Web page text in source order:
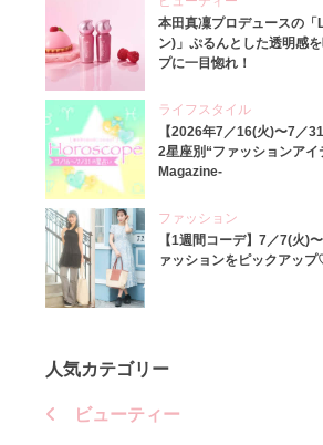
本田真凜プロデュースの「
ン)」ぷるんとした透明感
プに一目惚れ！
ライフスタイル
【2026年7／16(火)〜7／
2星座別“ファッションア
Magazine-
ファッション
【1週間コーデ】7／7(火)
ァッションをピックアッ
人気カテゴリー
ビューティー